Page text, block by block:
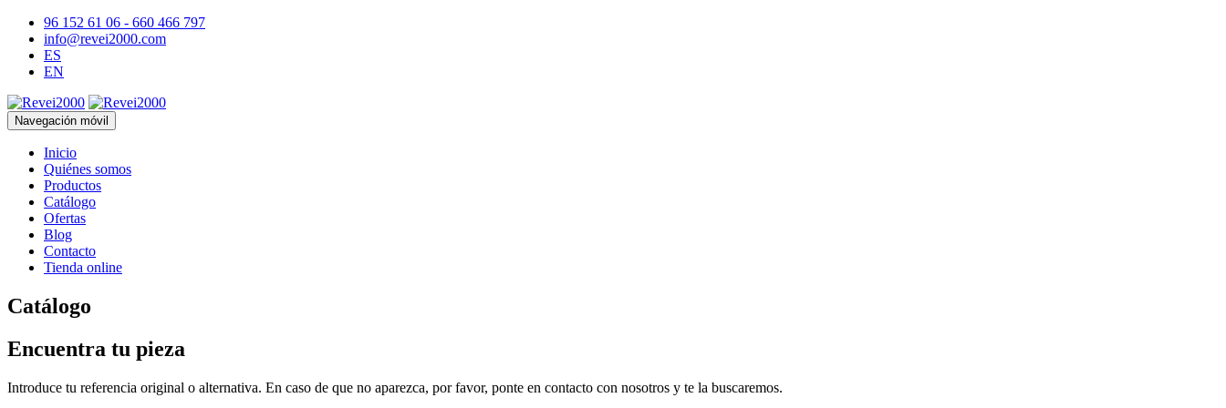
96 152 61 06 - 660 466 797
info@revei2000.com
ES
EN
Navegación móvil
Inicio
Quiénes somos
Productos
Catálogo
Ofertas
Blog
Contacto
Tienda online
Catálogo
Encuentra tu pieza
Introduce tu referencia original o alternativa. En caso de que no aparezca, por favor, ponte en contacto con nosotros y te la buscaremos.